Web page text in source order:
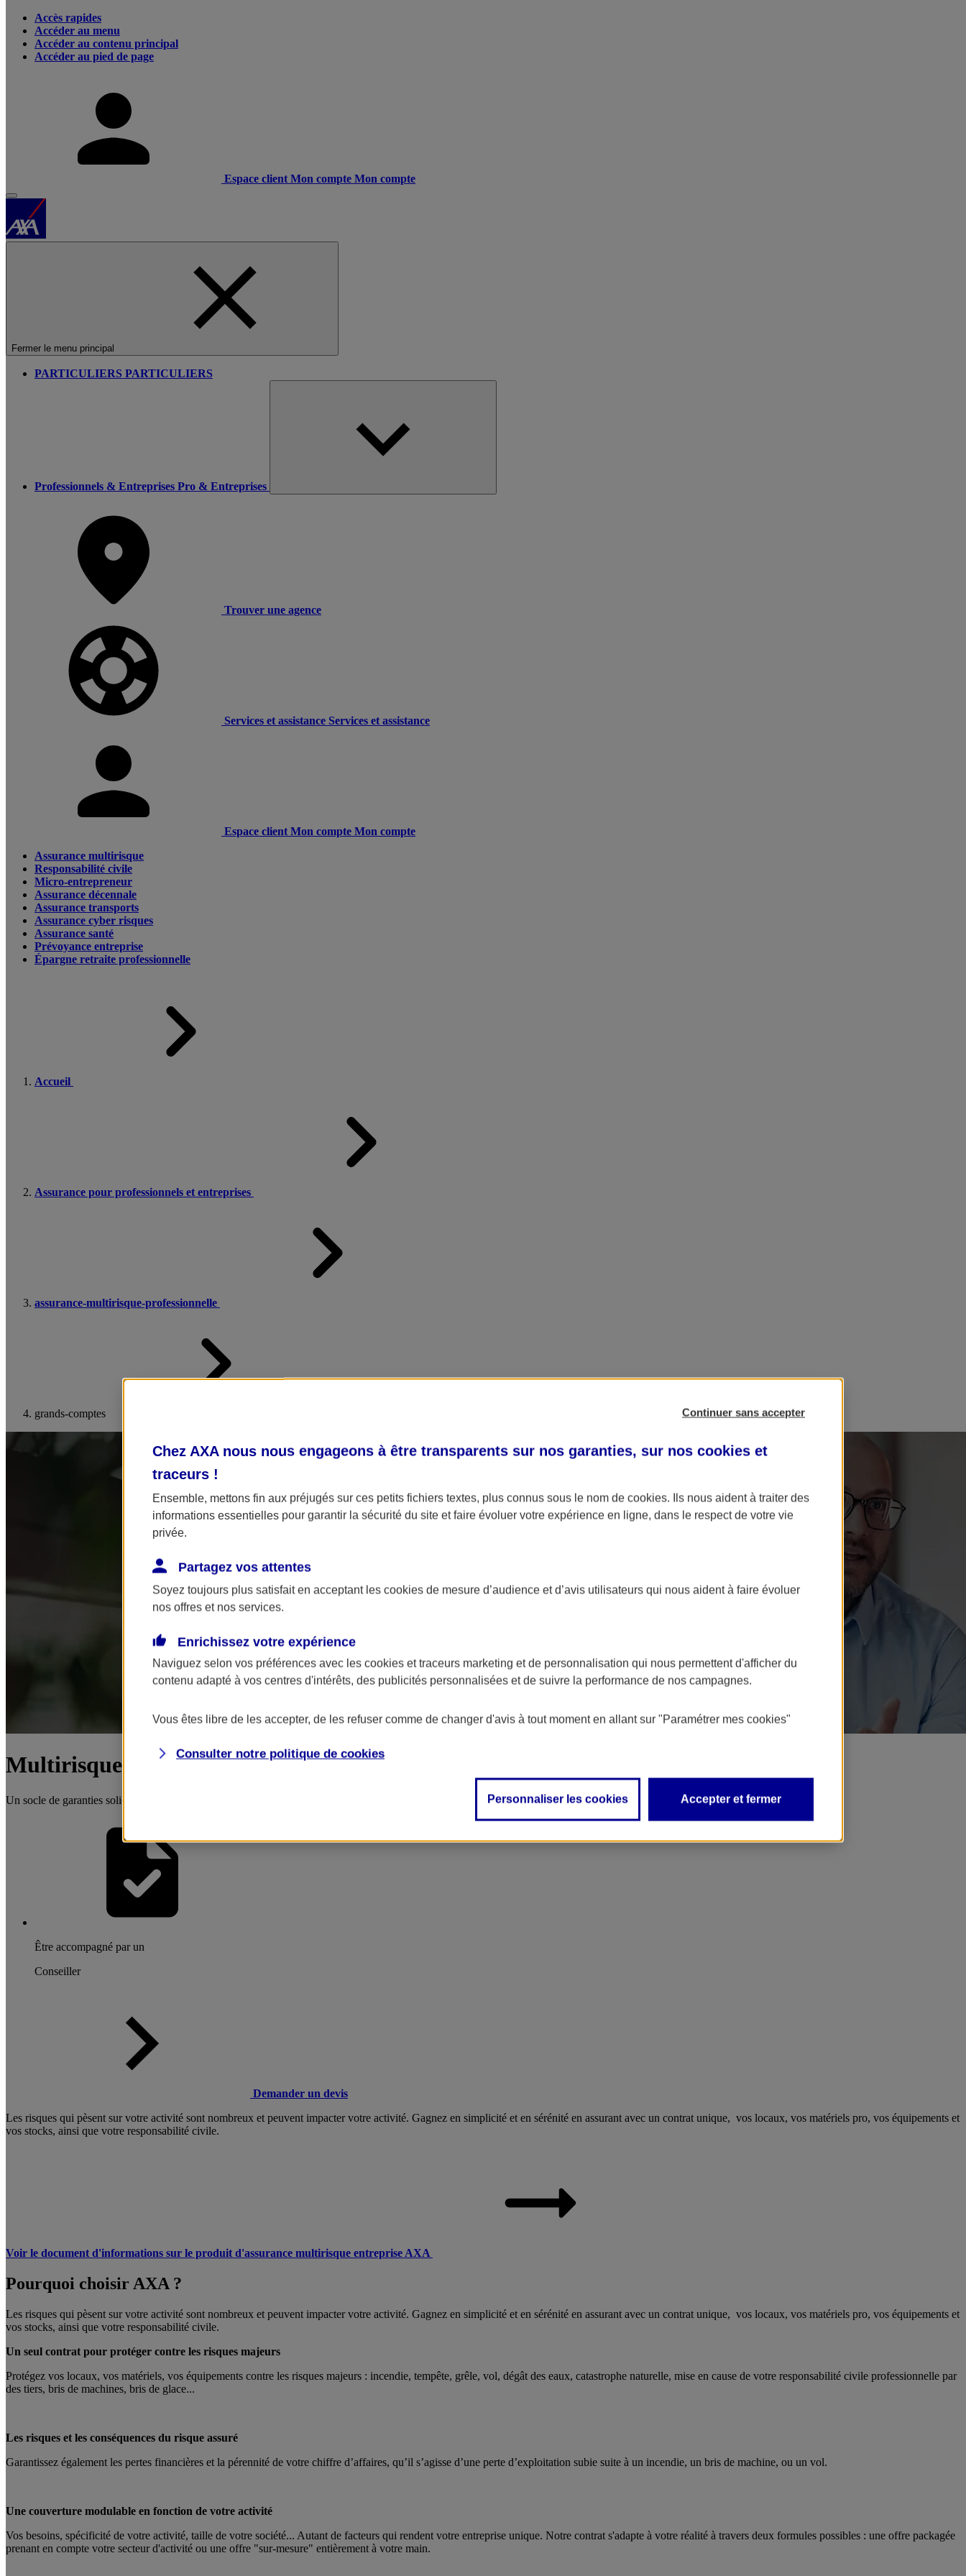
Accès rapides
Accéder au menu
Accéder au contenu principal
Accéder au pied de page
Espace client Mon compte Mon compte
Fermer le menu principal
PARTICULIERS PARTICULIERS
Professionnels & Entreprises Pro & Entreprises
Trouver une agence
Services et assistance Services et assistance
Espace client Mon compte Mon compte
Assurance multirisque
Responsabilité civile
Micro-entrepreneur
Assurance décennale
Assurance transports
Assurance cyber risques
Assurance santé
Prévoyance entreprise
Épargne retraite professionnelle
Accueil
Assurance pour professionnels et entreprises
assurance-multirisque-professionnelle
grands-comptes
Multirisque Entreprise
Un socle de garanties solides pour entreprendre dans la sérénité
Être accompagné par un
Conseiller
Demander un devis
Les risques qui pèsent sur votre activité sont nombreux et peuvent impacter votre activité. Gagnez en simplicité et en sérénité en assurant avec un contrat unique, vos locaux, vos matériels pro, vos équipements et
vos stocks, ainsi que votre responsabilité civile.
Voir le document d'informations sur le produit d'assurance multirisque entreprise AXA
Pourquoi choisir AXA ?
Les risques qui pèsent sur votre activité sont nombreux et peuvent impacter votre activité. Gagnez en simplicité et en sérénité en assurant avec un contrat unique, vos locaux, vos matériels pro, vos équipements et
vos stocks, ainsi que votre responsabilité civile.
Un seul contrat pour protéger contre les risques majeurs
Protégez vos locaux, vos matériels, vos équipements contre les risques majeurs : incendie, tempête, grêle, vol, dégât des eaux, catastrophe naturelle, mise en cause de votre responsabilité civile professionnelle par
des tiers, bris de machines, bris de glace...
Les risques et les conséquences du risque assuré
Garantissez également les pertes financières et la pérennité de votre chiffre d’affaires, qu’il s’agisse d’une perte d’exploitation subie suite à un incendie, un bris de machine, ou un vol.
Une couverture modulable en fonction de votre activité
Vos besoins, spécificité de votre activité, taille de votre société... Autant de facteurs qui rendent votre entreprise unique. Notre contrat s'adapte à votre réalité à travers deux formules possibles : une offre packagée
prenant en compte votre secteur d'activité ou une offre "sur-mesure" entièrement à votre main.
Continuer sans accepter
Chez AXA nous nous engageons à être transparents sur nos garanties, sur nos cookies et
traceurs !
Ensemble, mettons fin aux préjugés sur ces petits fichiers textes, plus connus sous le nom de cookies. Ils nous aident à traiter des
informations essentielles pour garantir la sécurité du site et faire évoluer votre expérience en ligne, dans le respect de votre vie
privée.
Partagez vos attentes
Soyez toujours plus satisfait en acceptant les cookies de mesure d’audience et d’avis utilisateurs qui nous aident à faire évoluer
nos offres et nos services.
Enrichissez votre expérience
Naviguez selon vos préférences avec les cookies et traceurs marketing et de personnalisation qui nous permettent d'afficher du
contenu adapté à vos centres d'intérêts, des publicités personnalisées et de suivre la performance de nos campagnes.
Vous êtes libre de les accepter, de les refuser comme de changer d'avis à tout moment en allant sur "Paramétrer mes cookies"
Consulter notre politique de cookies
Personnaliser les cookies Accepter et fermer